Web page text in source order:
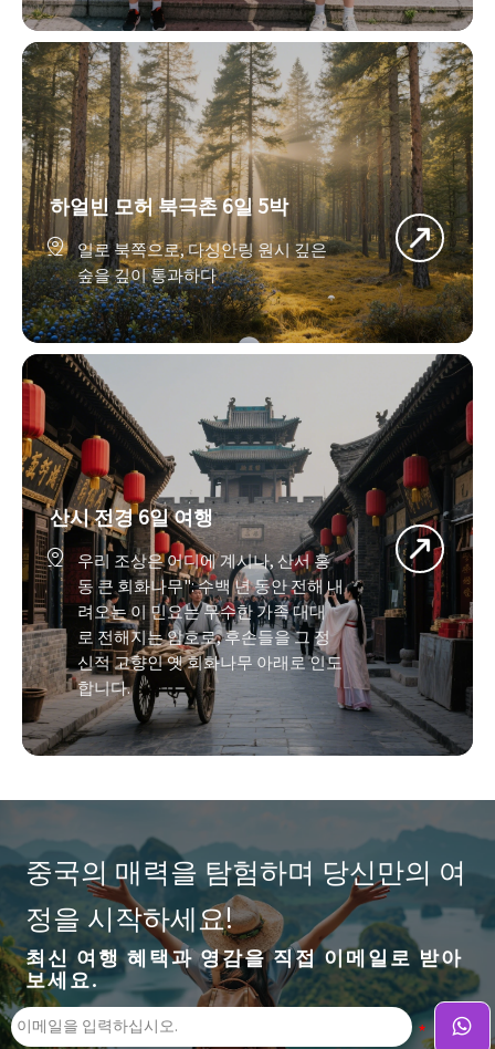
하얼빈 모허 북극촌 6일 5박

일로 북쪽으로, 다싱안링 원시 깊은
숲을 깊이 통과하다
산시 전경 6일 여행

우리 조상은 어디에 계시나, 산서 홍
동 큰 회화나무": 수백 년 동안 전해 내
려오는 이 민요는 무수한 가족 대대
로 전해지는 암호로, 후손들을 그 정
신적 고향인 옛 회화나무 아래로 인도
합니다.
중국의 매력을 탐험하며 당신만의 여
정을 시작하세요!
최신 여행 혜택과 영감을 직접 이메일로 받아
보세요.

